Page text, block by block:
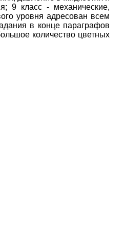
9 класс - механические,
уровня адресован всем
в конце параграфов
количество цветных